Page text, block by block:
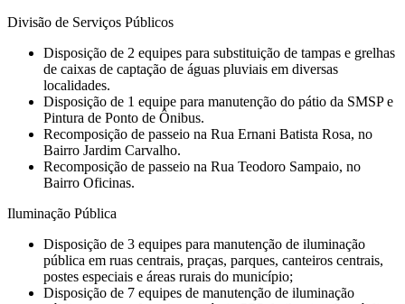
Divisão de Serviços Públicos
Disposição de 2 equipes para substituição de tampas e grelhas
de caixas de captação de águas pluviais em diversas
localidades.
Disposição de 1 equipe para manutenção do pátio da SMSP e
Pintura de Ponto de Ônibus.
Recomposição de passeio na Rua Ernani Batista Rosa, no
Bairro Jardim Carvalho.
Recomposição de passeio na Rua Teodoro Sampaio, no
Bairro Oficinas.
Iluminação Pública
Disposição de 3 equipes para manutenção de iluminação
pública em ruas centrais, praças, parques, canteiros centrais,
postes especiais e áreas rurais do município;
Disposição de 7 equipes de manutenção de iluminação